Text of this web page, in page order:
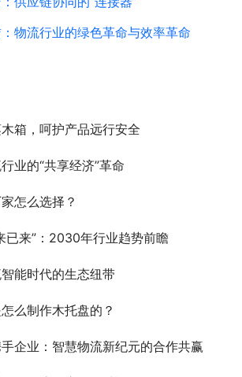
物流行业的绿色革命与效率革命
箱，呵护产品远行安全
业的“共享经济”革命
怎么选择？
已来”：2030年行业趋势前瞻
能时代的生态纽带
么制作木托盘的？
企业：智慧物流新纪元的合作共赢